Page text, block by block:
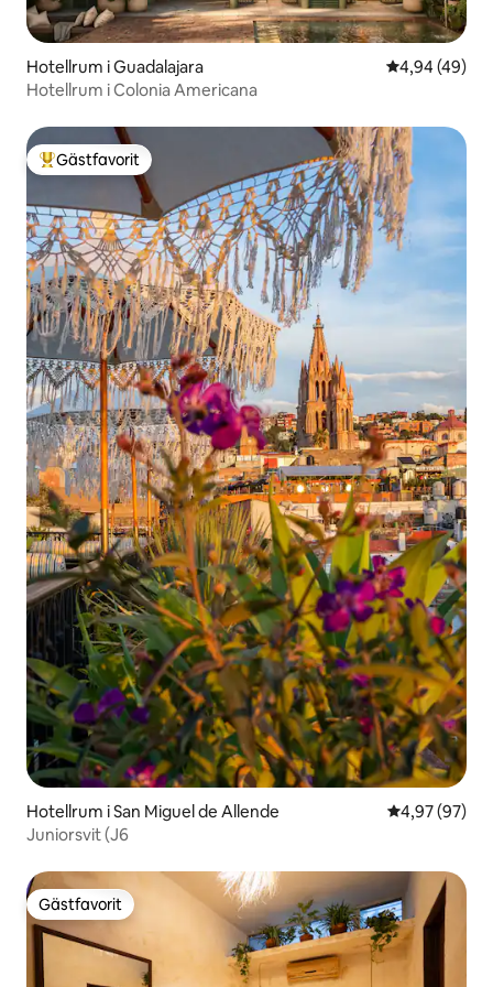
Hotellrum i Guadalajara 4,94 av 5 i
4,94 (49)
Hotellrum i Colonia Americana
Populär gästfavorit
Gästfavorit
Hotellrum i San Miguel de Allende 4,97 av 5 i
4,97 (97)
Juniorsvit (J6
Gästfavorit
Gästfavorit